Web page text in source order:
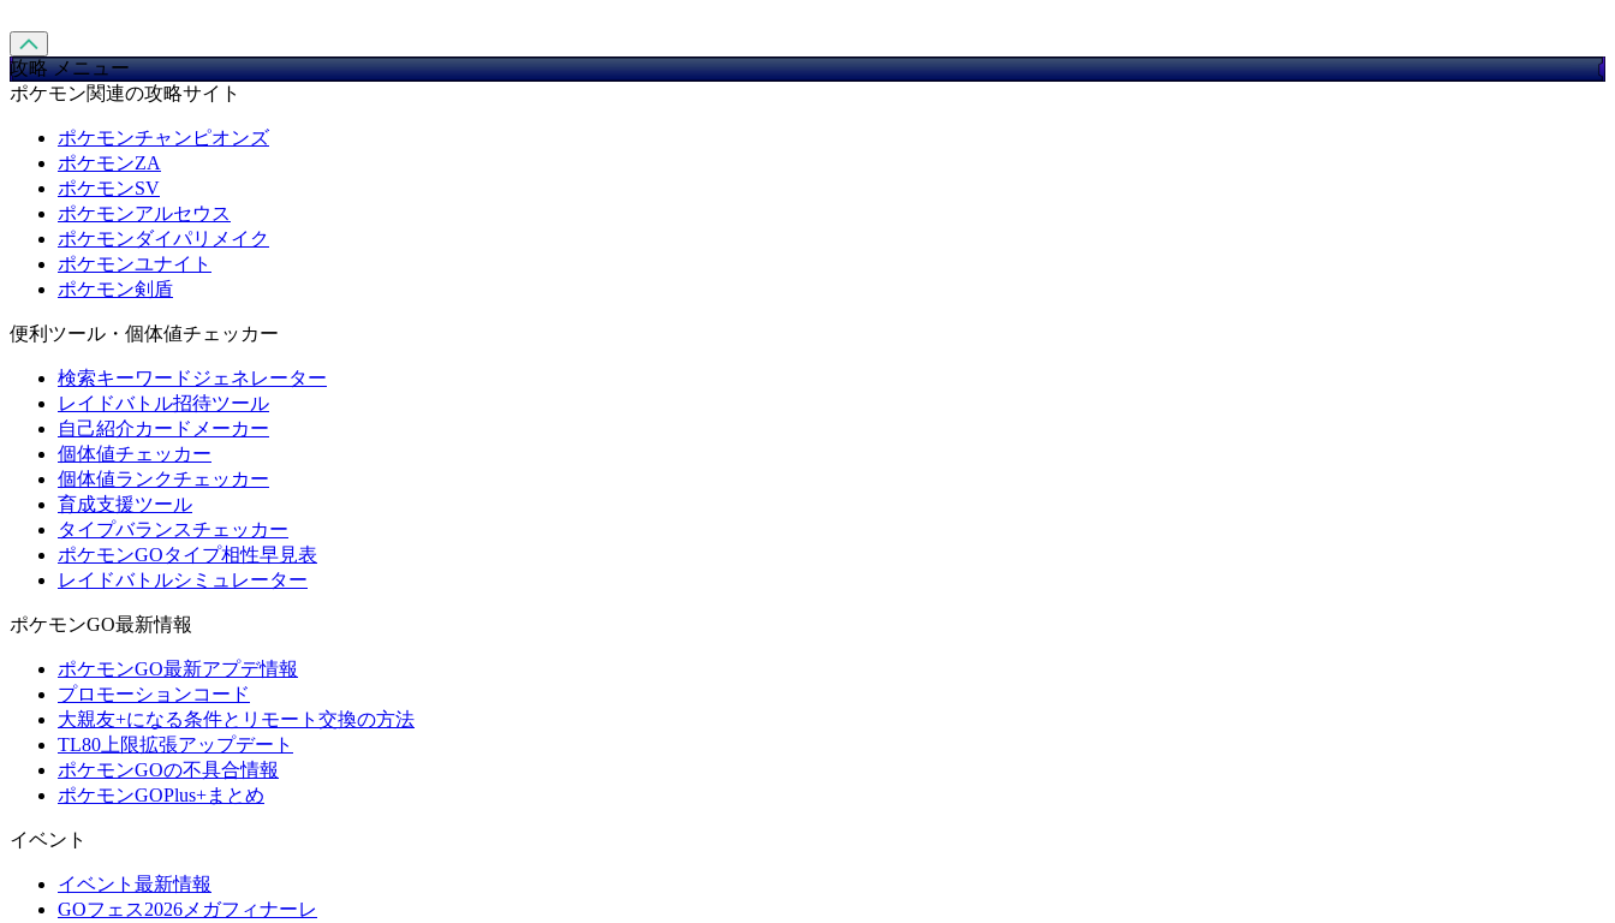
攻略 メニュー
ポケモン関連の攻略サイト
ポケモンチャンピオンズ
ポケモンZA
ポケモンSV
ポケモンアルセウス
ポケモンダイパリメイク
ポケモンユナイト
ポケモン剣盾
便利ツール・個体値チェッカー
検索キーワードジェネレーター
レイドバトル招待ツール
自己紹介カードメーカー
個体値チェッカー
個体値ランクチェッカー
育成支援ツール
タイプバランスチェッカー
ポケモンGOタイプ相性早見表
レイドバトルシミュレーター
ポケモンGO最新情報
ポケモンGO最新アプデ情報
プロモーションコード
大親友+になる条件とリモート交換の方法
TL80上限拡張アップデート
ポケモンGOの不具合情報
ポケモンGOPlus+まとめ
イベント
イベント最新情報
GOフェス2026メガフィナーレ